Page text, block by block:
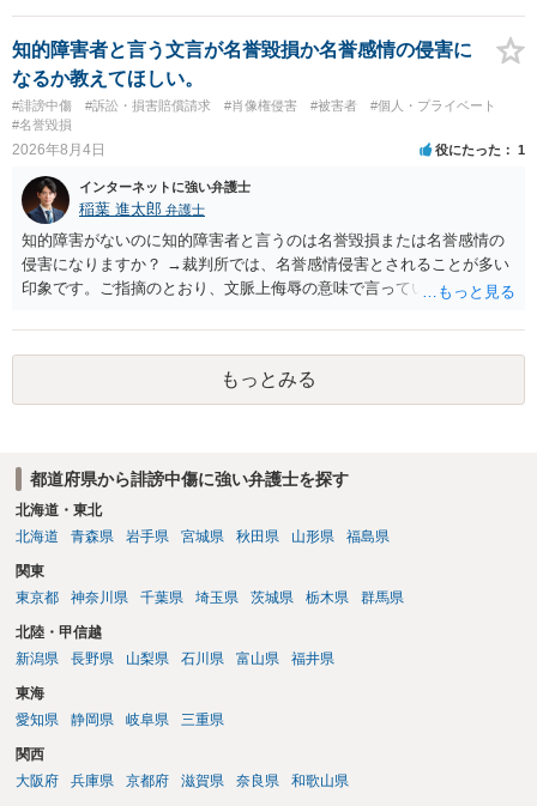
に個別に相談されると良いでしょう。
知的障害者と言う文言が名誉毀損か名誉感情の侵害に
なるか教えてほしい。
#誹謗中傷 #訴訟・損害賠償請求 #肖像権侵害 #被害者
#個人・プライベート
#名誉毀損
2026年8月4日 役にたった 1
インターネットに強い弁護士
稲葉 進太郎 弁護士
知的障害がないのに知的障害者と言うのは名誉毀損または名誉感情の
侵害になりますか？ →裁判所では、名誉感情侵害とされることが多い
印象です。ご指摘のとおり、文脈上侮辱の意味で言っている点も加味
もっとみる
都道府県から誹謗中傷に強い弁護士を探す
北海道・東北
北海道
青森県 岩手県 宮城県 秋田県 山形県 福島県
関東
東京都
神奈川県 千葉県 埼玉県 茨城県 栃木県 群馬県
北陸・甲信越
新潟県
長野県 山梨県 石川県 富山県 福井県
東海
愛知県
静岡県 岐阜県 三重県
関西
大阪府
兵庫県 京都府 滋賀県 奈良県 和歌山県